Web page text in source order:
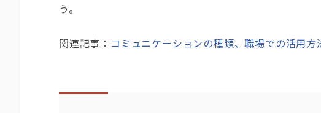
う。
関連記事： コミュニケーションの種類、職場での活用